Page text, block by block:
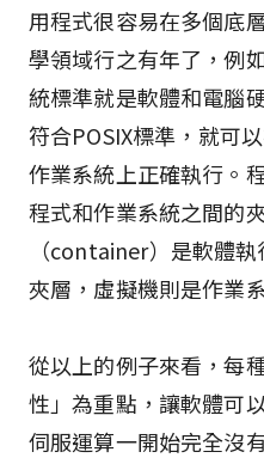
用程式很容易在多個底
學領域行之有年了，例
統標準就是軟體和電腦
符合POSIX標準，就可
作業系統上正確執行。
程式和作業系統之間的
（container）是軟體
夾層，虛擬機則是作業
從以上的例子來看，每
性」為重點，讓軟體可
伺服運算一開始完全沒